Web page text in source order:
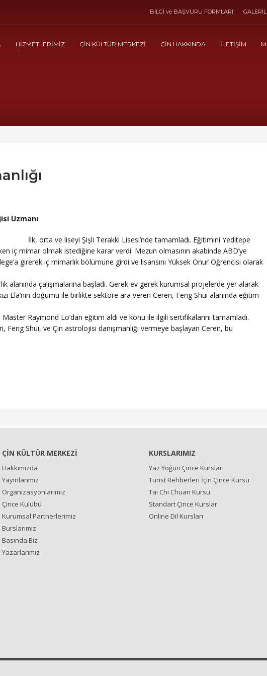
BİLGİ ve BAŞVURU FORMLARI
HİZMETLERİMİZ ÇİN KÜLTÜR MERKEZİ ÇİN HAKKINDA İLETİŞİM
Uzmanı
İlk, orta ve liseyi Şişli Terakki Lisesi’nde tamamladı. Eğitimini Yeditepe
iç mimar olmak istediğine karar verdi. Mezun olmasının akabinde ABD’ye
girerek iç mimarlık bölümüne girdi ve lisansını Yüksek Onur Öğrencisi olarak
alanında çalışmalarına başladı. Gerek ev gerek kurumsal projelerde yer alarak
Ela’nın doğumu ile birlikte sektöre ara veren Ceren, Feng Shui alanında eğitim
Raymond Lo’dan eğitim aldı ve konu ile ilgili sertifikalarını tamamladı.
Feng Shui, ve Çin astrolojisi danışmanlığı vermeye başlayan Ceren, bu
ÇİN KÜLTÜR MERKEZİ
Hakkımızda
Yayınlarımız
Organizasyonlarımız
Çince Kulübü
Kurumsal Partnerlerimiz
Burslarımız
Basında Biz
Yazarlarımız
KURSLARIMIZ
Yaz Yoğun Çince Kursları
Turist Rehberleri İçin Çince Kursu
Tai Chi Chuan Kursu
Standart Çince Kurslar
Online Dil Kursları